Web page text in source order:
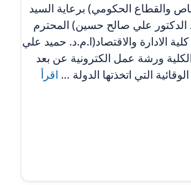
والقطاع الحكومي) برعاية السيد
الدكتور علي صالح حسين) المحترم
الادارة والاقتصاد(ا.م.د. حميد علي
ورشة عمل الكترونية عن بعد
التي اتخذتها الدولة … اقرأ